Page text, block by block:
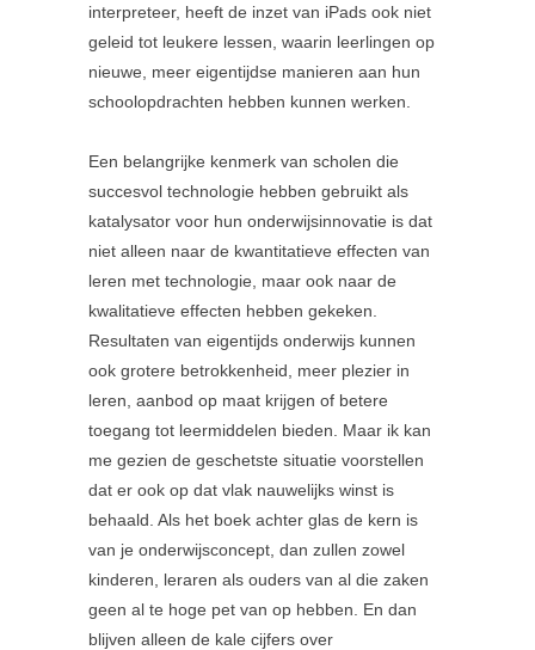
interpreteer, heeft de inzet van iPads ook niet
geleid tot leukere lessen, waarin leerlingen op
nieuwe, meer eigentijdse manieren aan hun
schoolopdrachten hebben kunnen werken.
Een belangrijke kenmerk van scholen die
succesvol technologie hebben gebruikt als
katalysator voor hun onderwijsinnovatie is dat
niet alleen naar de kwantitatieve effecten van
leren met technologie, maar ook naar de
kwalitatieve effecten hebben gekeken.
Resultaten van eigentijds onderwijs kunnen
ook grotere betrokkenheid, meer plezier in
leren, aanbod op maat krijgen of betere
toegang tot leermiddelen bieden. Maar ik kan
me gezien de geschetste situatie voorstellen
dat er ook op dat vlak nauwelijks winst is
behaald. Als het boek achter glas de kern is
van je onderwijsconcept, dan zullen zowel
kinderen, leraren als ouders van al die zaken
geen al te hoge pet van op hebben. En dan
blijven alleen de kale cijfers over